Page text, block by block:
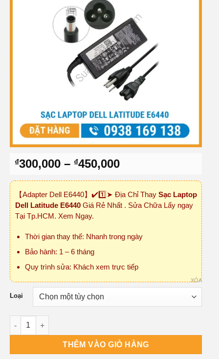
₫300,000 – ₫450,000Khoảng
₫300,000
đến
【Adapter Dell E6440】✔️1️⃣➤ Địa Chỉ Thay Sạc Laptop
Dell Latitude E6440 Giá Rẻ Nhất . Sửa Chữa Lấy ngay
Tại Tp.HCM. Xem Ngay.
Thời gian thay thế: Nhanh trong ngày
Bảo hành: 1 – 6 tháng
Quy trình sửa: Khách xem trực tiếp
Loại
XÓA
Sạc Laptop Dell Latitude E6440 số lượng
THÊM VÀO GIỎ HÀNG